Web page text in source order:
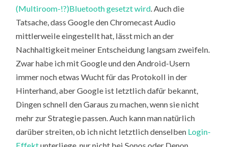
(Multiroom-!?)Bluetooth gesetzt wird. Auch die
Tatsache, dass Google den Chromecast Audio
mittlerweile eingestellt hat, lässt mich an der
Nachhaltigkeit meiner Entscheidung langsam zweifeln.
Zwar habe ich mit Google und den Android-Usern
immer noch etwas Wucht für das Protokoll in der
Hinterhand, aber Google ist letztlich dafür bekannt,
Dingen schnell den Garaus zu machen, wenn sie nicht
mehr zur Strategie passen. Auch kann man natürlich
darüber streiten, ob ich nicht letztlich denselben Login-